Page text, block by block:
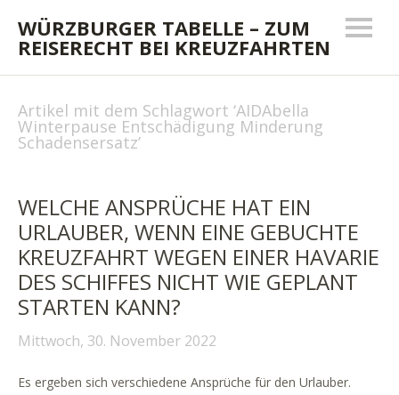
WÜRZBURGER TABELLE – ZUM
REISERECHT BEI KREUZFAHRTEN
Artikel mit dem Schlagwort ‘AIDAbella
Winterpause Entschädigung Minderung
Schadensersatz’
WELCHE ANSPRÜCHE HAT EIN
URLAUBER, WENN EINE GEBUCHTE
KREUZFAHRT WEGEN EINER HAVARIE
DES SCHIFFES NICHT WIE GEPLANT
STARTEN KANN?
Mittwoch, 30. November 2022
Es ergeben sich verschiedene Ansprüche für den Urlauber.